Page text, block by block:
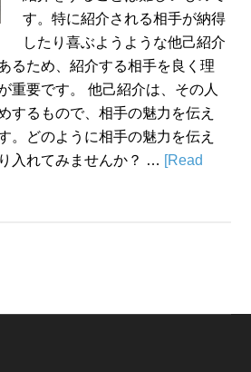
す。特に紹介される相手が納得
したり喜ぶようような他己紹介
るため、紹介する相手を良く理
重要です。 他己紹介は、その人
するもので、相手の魅力を伝え
。どのように相手の魅力を伝え
入れてみませんか？ … [Read